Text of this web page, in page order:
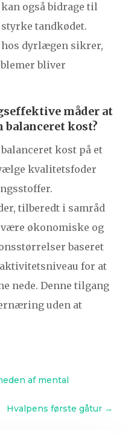
også bidrage til
tandkødet.
hos dyrlægen sikrer,
bliver
måder at
balanceret kost?
kost på et
kvalitetsfoder
tilberedt i samråd
økonomiske og
baseret
for at
nede. Denne tilgang
uden at
af mental
Hvalpens første gåtur →